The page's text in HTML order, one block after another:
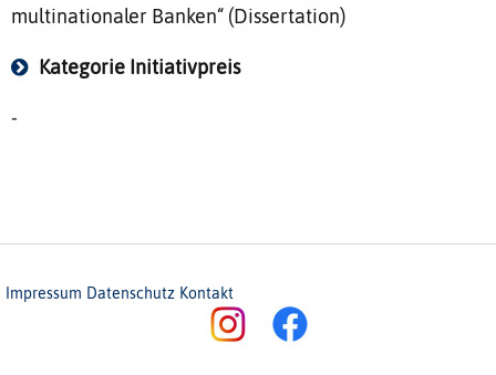
multinationaler Banken“ (Dissertation)
Kategorie Initiativpreis
-
Impressum Datenschutz Kontakt